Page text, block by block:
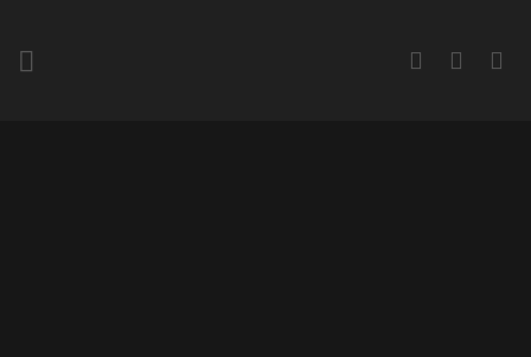
springen